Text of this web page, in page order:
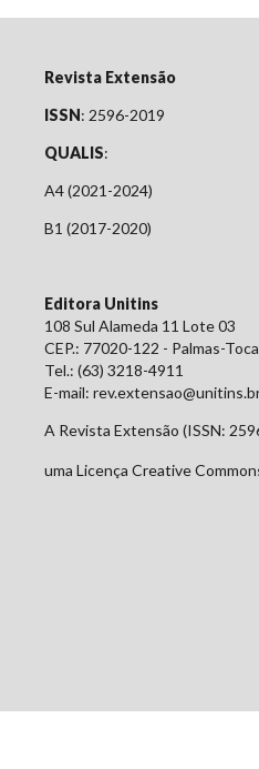
Revista Extensão
ISSN: 2596-2019
QUALIS:
A4 (2021-2024)
B1 (2017-2020)
Editora Unitins
108 Sul Alameda 11 Lote 03
CEP.: 77020-122 - Palmas-
Tel.: (63) 3218-4911
E-mail:
A Revista Extensão (ISSN:
uma Licença Creative